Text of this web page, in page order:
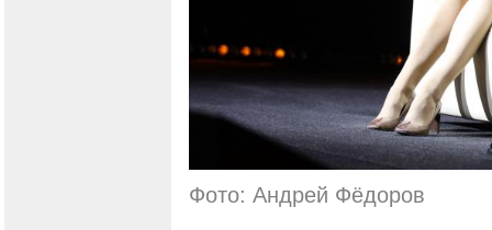
Фото: Андрей Фёдоров